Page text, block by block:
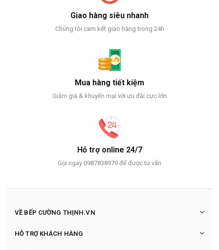
Giao hàng siêu nhanh
Chúng tôi cam kết giao hàng trong 24h
Mua hàng tiết kiệm
Giảm giá & khuyến mại với ưu đãi cực lớn
Hỗ trợ online 24/7
Gọi ngay 0987838979 để được tư vấn
VỀ BẾP CƯỜNG THỊNH.VN
HỖ TRỢ KHÁCH HÀNG